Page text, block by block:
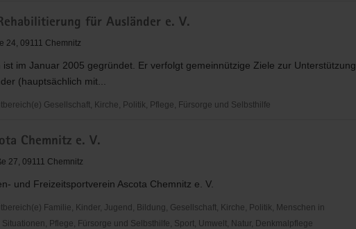
für Ausländer e. V.
24, 09111 Chemnitz
ist im Januar 2005 gegründet. Er verfolgt gemeinnützige Ziele zur Unterstützung
(hauptsächlich mit...
Gesellschaft, Kirche, Politik, Pflege, Fürsorge und Selbsthilfe
Chemnitz e. V.
27, 09111 Chemnitz
und Freizeitsportverein Ascota Chemnitz e. V.
Familie, Kinder, Jugend, Bildung, Gesellschaft, Kirche, Politik, Menschen in
Situationen, Pflege, Fürsorge und Selbsthilfe, Sport, Umwelt, Natur, Denkmalpflege